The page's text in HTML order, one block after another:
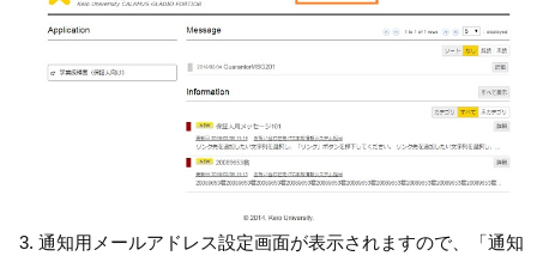
通知用メールアドレス設定画面が表示されますので、「通知